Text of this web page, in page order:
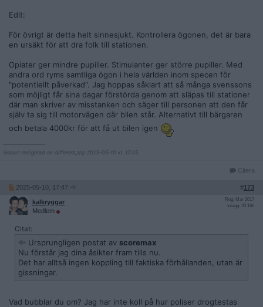
Edit:
För övrigt är detta helt sinnesjukt. Kontrollera ögonen, det är bara
en ursäkt för att dra folk till stationen.
Opiater ger mindre pupiller. Stimulanter ger större pupiller. Med
andra ord ryms samtliga ögon i hela världen inom specen för
"potentiellt påverkad". Jag hoppas såklart att så många svenssons
som möjligt får sina dagar förstörda genom att släpas till stationer
där man skriver av misstanken och säger till personen att den får
själv ta sig till motorvägen där bilen står. Alternativt till bärgaren
och betala 4000kr för att få ut bilen igen
Senast redigerad av different_trip 2025-05-10 kl. 17:35.
Citera
2025-05-10, 17:47 #173
kalkryggar
Medlem
Reg: Mar 2017
Inlägg: 20 186
Citat:
Ursprungligen postat av scoremax
Nu förstår jag dina åsikter fram tills nu.
Det har alltså ingen koppling till faktiska förhållanden, utan är
gissningar.
Vad bubblar du om? Jag har inte koll på hur poliser drogtestas